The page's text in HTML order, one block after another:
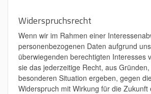
Widerspruchsrecht
Wenn wir im Rahmen einer
personenbezogenen Daten aufgrund
überwiegenden berechtigten Interesses
sie das jederzeitige Recht, aus
besonderen Situation ergeben, gegen
Widerspruch mit Wirkung für die Zukunft